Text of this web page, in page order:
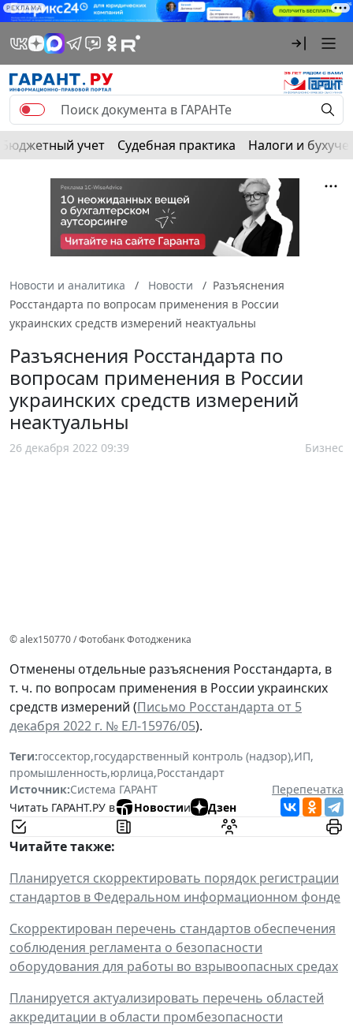
РЕКЛАМА
Бюджетный учет Судебная практика Налоги и
Новости и аналитика Новости
Разъяснения
Росстандарта по вопросам применения в России
украинских средств измерений неактуальны
Разъяснения Росстандарта по
вопросам применения в России
украинских средств измерений
неактуальны
26 декабря 2022 09:39 Бизнес
© alex150770 / Фотобанк Фотодженика
Отменены отдельные разъяснения Росстандарта, в
т. ч. по вопросам применения в России украинских
средств измерений (Письмо Росстандарта от 5
декабря 2022 г. № ЕЛ-15976/05).
Теги:госсектор,государственный контроль (надзор),ИП,
промышленность,юрлица,Росстандарт
Источник:Система ГАРАНТ
Перепечатка
Читать ГАРАНТ.РУ в
Новостии Дзен
Читайте также:
Планируется скорректировать порядок регистрации
стандартов в Федеральном информационном фонде
Скорректирован перечень стандартов обеспечения
соблюдения регламента о безопасности
оборудования для работы во взрывоопасных средах
Планируется актуализировать перечень областей
аккредитации в области промбезопасности